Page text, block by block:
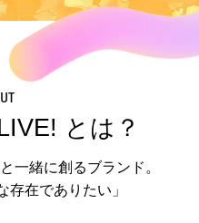
とは？
一緒に創るブランド。
存在でありたい」